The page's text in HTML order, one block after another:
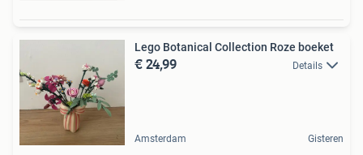
Lego Botanical Collection Roze boeket
€ 24,99 Details
Amsterdam Gisteren